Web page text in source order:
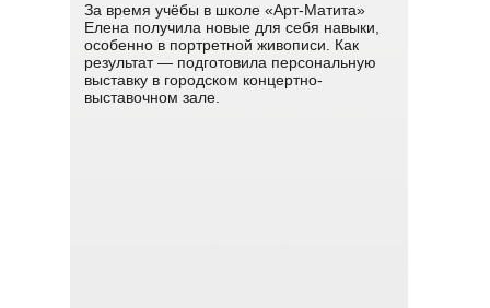
За время учёбы в школе «Арт-Матита»
Елена получила новые для себя навыки,
особенно в портретной живописи. Как
результат — подготовила персональную
выставку в городском концертно-
выставочном зале.